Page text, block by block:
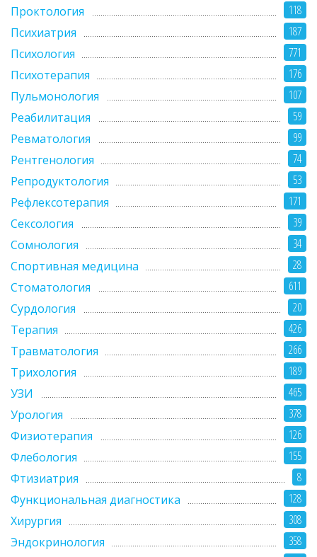
118
Проктология
187
Психиатрия
771
Психология
176
Психотерапия
107
Пульмонология
59
Реабилитация
99
Ревматология
74
Рентгенология
53
Репродуктология
171
Рефлексотерапия
39
Сексология
34
Сомнология
28
Спортивная медицина
611
Стоматология
20
Сурдология
426
Терапия
266
Травматология
189
Трихология
465
УЗИ
378
Урология
126
Физиотерапия
155
Флебология
8
Фтизиатрия
128
Функциональная диагностика
308
Хирургия
358
Эндокринология